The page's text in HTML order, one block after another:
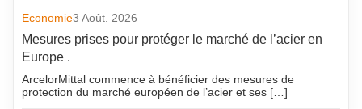
Economie3 Août. 2026
Mesures prises pour protéger le marché de l’acier en
Europe .
ArcelorMittal commence à bénéficier des mesures de
protection du marché européen de l’acier et ses […]